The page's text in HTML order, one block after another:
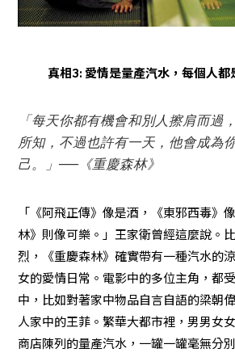
真相3: 愛情是量產汽水，每個人都
「每天你都有機會和別人擦肩而過
所知，不過也許有一天，他會成為
己。」──《重慶森林》
「《阿飛正傳》像是酒，《東邪西毒》
林》則像可樂。」王家衛曾經這麼說。
烈，《重慶森林》確實帶有一種汽水的
女的愛情日常。電影中的多位主角，都
中，比如對著家中物品自言自語的梁朝
人家中的王菲。繁華大都市裡，男男女
商店陳列的量產汽水，一罐一罐毫無分